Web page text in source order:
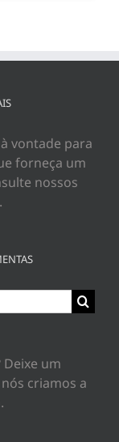
vontade para
forneça um
nossos
.
um
criamos a